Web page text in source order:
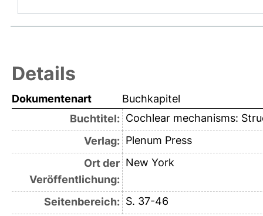
Details
Dokumentenart
Buchkapitel
Buchtitel: Cochlear mechanisms:
Verlag: Plenum Press
Ort der
Veröffentlichung:
New York
Seitenbereich: S. 37-46